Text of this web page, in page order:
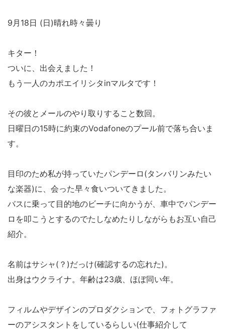
9月18日 (日)晴れ時々曇り
キター！
ついに、出会えました！
もう一人のカポエイリシタinマルタです！
その彼とメールのやり取りすること数回。
日曜日の15時に約束のVodafoneのプール前で落ち合いま
す。
目印のため私が持っていたパンデーロ(タンバリンみたい
な楽器)に、会った早々食いついてきました。
バスに乗って目的地のビーチに向かうが、車中でパンデー
ロを叩こうとするのでたしなめたりしながらもお互い自己
紹介。
名前はサシャ(？)だっけ(確認するの忘れた)。
出身はウクライナ。年齢は23歳、ほぼ同い年。
フィルムやデザインのプロダクションで、フォトグラファ
ーのアシスタントをしているらしい(仕事紹介して